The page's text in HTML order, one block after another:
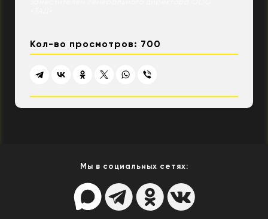
Кол-во просмотров: 700
Мы в социальных сетях: